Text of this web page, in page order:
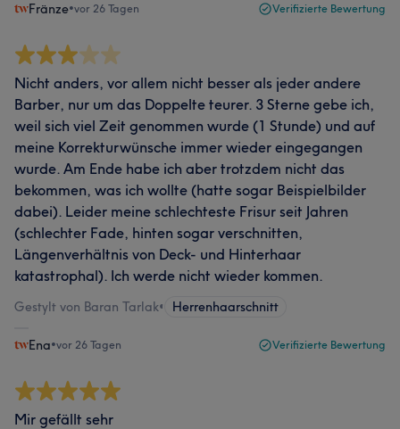
Fränze•vor 26 Tagen Verifizierte Bewertung
Nicht anders, vor allem nicht besser als jeder andere
Barber, nur um das Doppelte teurer. 3 Sterne gebe ich,
weil sich viel Zeit genommen wurde (1 Stunde) und auf
meine Korrekturwünsche immer wieder eingegangen
wurde. Am Ende habe ich aber trotzdem nicht das
bekommen, was ich wollte (hatte sogar Beispielbilder
dabei). Leider meine schlechteste Frisur seit Jahren
(schlechter Fade, hinten sogar verschnitten,
Längenverhältnis von Deck- und Hinterhaar
katastrophal). Ich werde nicht wieder kommen.
Gestylt von Baran Tarlak• Herrenhaarschnitt
Ena•vor 26 Tagen Verifizierte Bewertung
Mir gefällt sehr